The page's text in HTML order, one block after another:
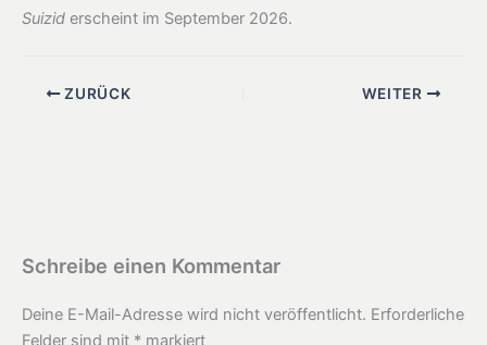
Suizid erscheint im September 2026.
ZURÜCK WEITER
Schreibe einen Kommentar
Deine E-Mail-Adresse wird nicht veröffentlicht. Erforderliche
Felder sind mit * markiert